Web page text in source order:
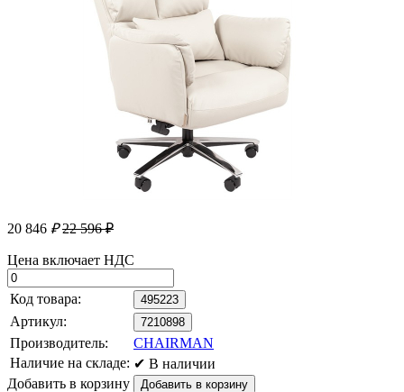
20 846 ₽ 22 596 ₽
Цена включает НДС
Код товара: 495223
Артикул: 7210898
Производитель:
CHAIRMAN
Наличие на складе: ✔ В наличии
Добавить в корзину